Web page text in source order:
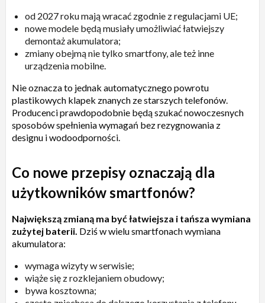
od 2027 roku mają wracać zgodnie z regulacjami UE;
nowe modele będą musiały umożliwiać łatwiejszy
demontaż akumulatora;
zmiany obejmą nie tylko smartfony, ale też inne
urządzenia mobilne.
Nie oznacza to jednak automatycznego powrotu
plastikowych klapek znanych ze starszych telefonów.
Producenci prawdopodobnie będą szukać nowoczesnych
sposobów spełnienia wymagań bez rezygnowania z
designu i wodoodporności.
Co nowe przepisy oznaczają dla
użytkowników smartfonów?
Największą zmianą ma być łatwiejsza i tańsza wymiana
zużytej baterii. Dziś w wielu smartfonach wymiana
akumulatora:
wymaga wizyty w serwisie;
wiąże się z rozklejaniem obudowy;
bywa kosztowna;